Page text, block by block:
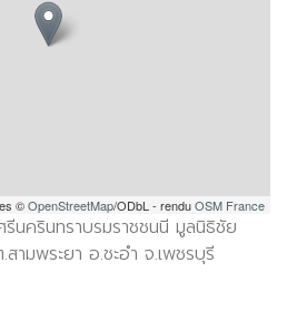
©OpenStreetMap/ODbL - renduOSM France
รีนครินทราบรมราชชนนี มูลนิธิชัย
มพระยา อ.ชะอำ จ.เพชรบุรี